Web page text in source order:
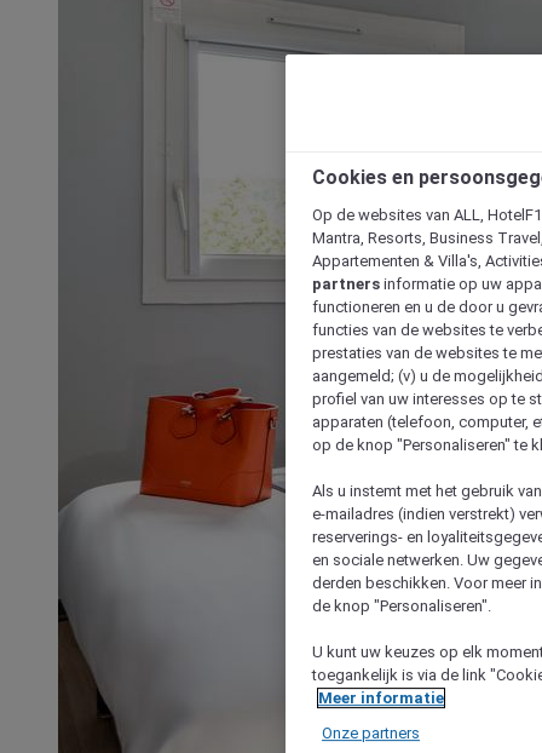
Cookies en
Op de websites van ALL,
Mantra, Resorts, Business
Appartementen & Villa's,
partners informatie op uw
functioneren en u de door u
functies van de websites te
prestaties van de websites te
aangemeld; (v) u de
profiel van uw interesses op te
apparaten (telefoon, computer,
op de knop "Personaliseren" te
Als u instemt met het gebruik
e-mailadres (indien verstrekt)
reserverings- en
en sociale netwerken. Uw
derden beschikken. Voor meer
de knop "Personaliseren".
U kunt uw keuzes op elk
toegankelijk is via de link
Meer informatie
Onze partners